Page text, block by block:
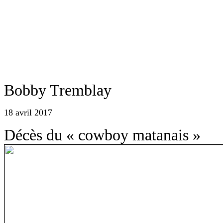
Bobby Tremblay
18 avril 2017
Décès du « cowboy matanais »